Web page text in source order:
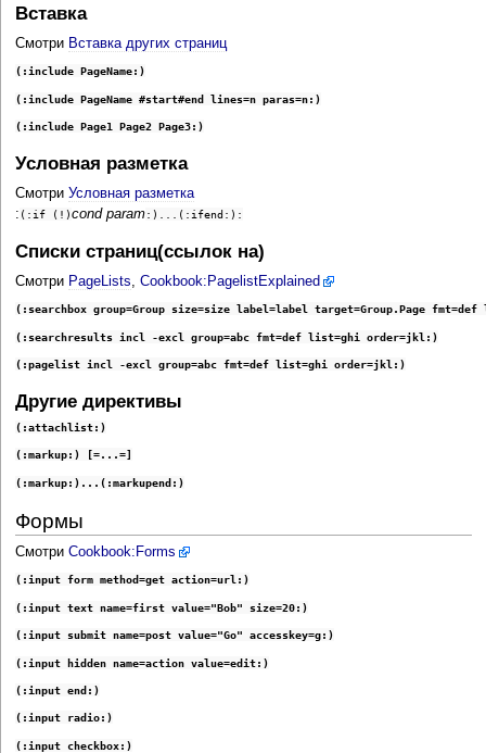
Вставка
Смотри Вставка других страниц
(:include PageName:)
(:include PageName #start#end lines=n paras=n:)
(:include Page1 Page2 Page3:)
Условная разметка
Смотри Условная разметка
: (:if (!)cond param:)...(:ifend:):
Списки страниц(ссылок на)
Смотри PageLists, Cookbook:PagelistExplained
(:searchbox group=Group size=size label=label target=Group.Page
(:searchresults incl -excl group=abc fmt=def list=ghi order=jkl:)
(:pagelist incl -excl group=abc fmt=def list=ghi order=jkl:)
Другие директивы
(:attachlist:)
(:markup:) [=...=]
(:markup:)...(:markupend:)
Формы
Смотри Cookbook:Forms
(:input form method=get action=url:)
(:input text name=first value="Bob" size=20:)
(:input submit name=post value="Go" accesskey=g:)
(:input hidden name=action value=edit:)
(:input end:)
(:input radio:)
(:input checkbox:)